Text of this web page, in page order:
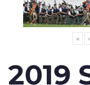
« ‹
2019